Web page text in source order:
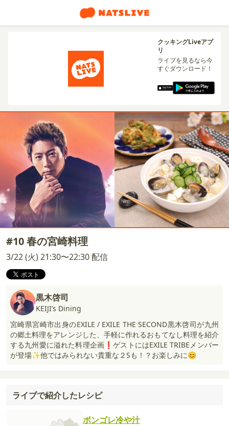
クッキングLiveアプ
リ
ライブを見るなら今
すぐダウンロード！
#10 春の宮崎料理
3/22 (火) 21:30〜22:30 配信
黒木啓司
KEIJI’s Dining
宮崎県宮崎市出身のEXILE / EXILE THE SECOND黒木啓司が九州
の郷土料理をアレンジした、手軽に作れるおもてなし料理を紹介
する九州愛に溢れた料理企画❗️ゲストにはEXILE TRIBEメンバー
が登場✨他ではみられない貴重な２Sも！？お楽しみに😊
ライブで紹介したレシピ
ボンゴレ冷や汁